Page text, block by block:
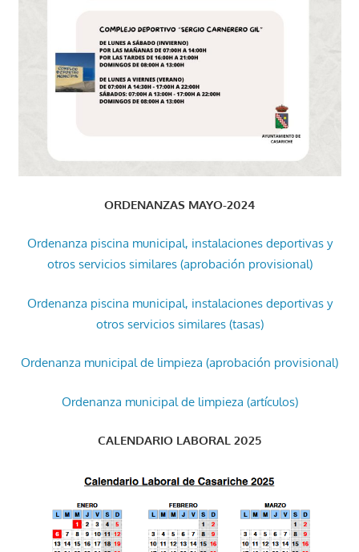
ORDENANZAS MAYO-2024
Ordenanza piscina municipal, instalaciones deportivas y
otros servicios similares (aprobación provisional)
Ordenanza piscina municipal, instalaciones deportivas y
otros servicios similares (tasas)
Ordenanza municipal de limpieza (aprobación provisional)
Ordenanza municipal de limpieza (artículos)
CALENDARIO LABORAL 2025